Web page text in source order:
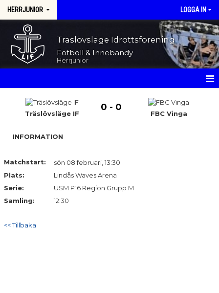
HERRJUNIOR LOGGA IN
Träslövsläge Idrottsförening
Fotboll & Innebandy
Herrjunior
KALENDER
MATCHER
BILDGALLERI
DOKUMENT
Träslövsläge IF
0 - 0
FBC Vinga
INFORMATION
Matchstart:
sön 08 februari, 13:30
Plats:
Lindås Waves Arena
Serie:
USM P16 Region Grupp M
Samling:
12:30
<< Tillbaka